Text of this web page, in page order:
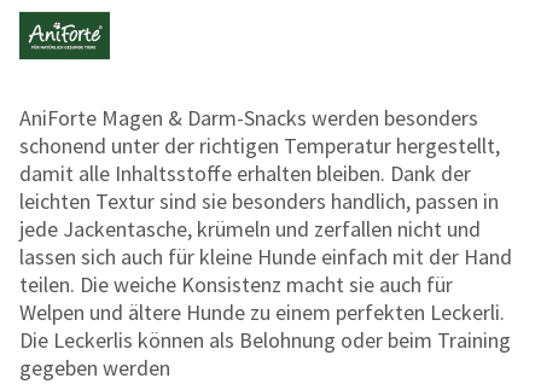
AniForte Magen & Darm-Snacks werden besonders
schonend unter der richtigen Temperatur hergestellt,
damit alle Inhaltsstoffe erhalten bleiben. Dank der
leichten Textur sind sie besonders handlich, passen in
jede Jackentasche, krümeln und zerfallen nicht und
lassen sich auch für kleine Hunde einfach mit der Hand
teilen. Die weiche Konsistenz macht sie auch für
Welpen und ältere Hunde zu einem perfekten Leckerli.
Die Leckerlis können als Belohnung oder beim Training
gegeben werden